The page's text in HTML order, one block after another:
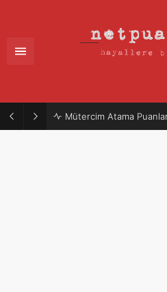
Mütercim Atama